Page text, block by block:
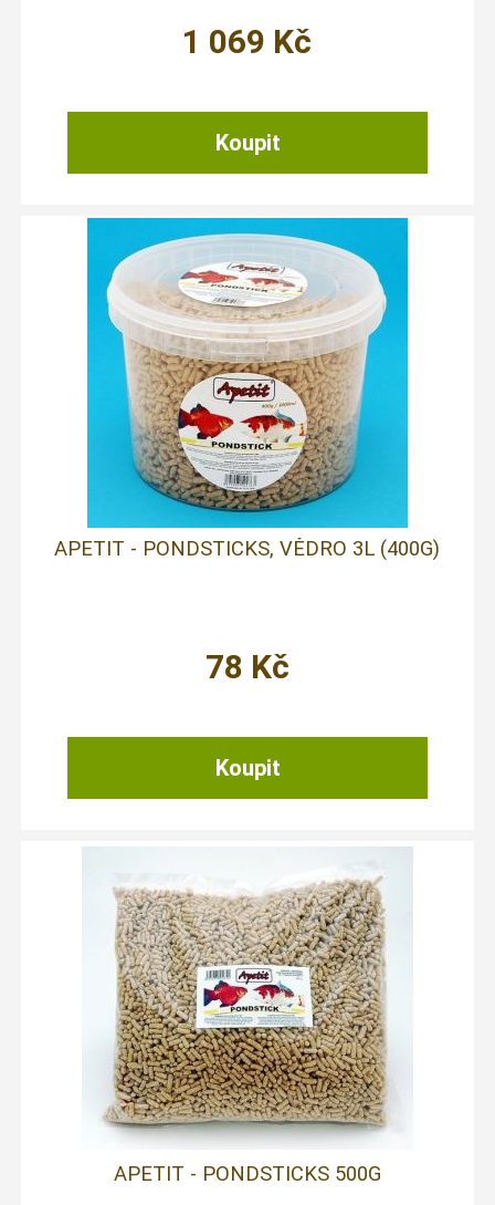
1 069 Kč
APETIT - PONDSTICKS, VĚDRO 3L (400G)
78 Kč
APETIT - PONDSTICKS 500G